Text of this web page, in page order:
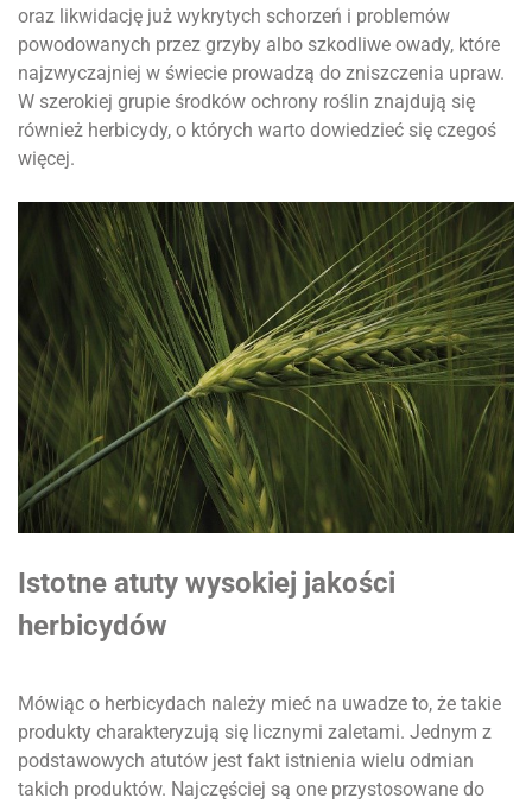
oraz likwidację już wykrytych schorzeń i problemów
powodowanych przez grzyby albo szkodliwe owady, które
najzwyczajniej w świecie prowadzą do zniszczenia upraw.
W szerokiej grupie środków ochrony roślin znajdują się
również herbicydy, o których warto dowiedzieć się czegoś
więcej.
Istotne atuty wysokiej jakości
herbicydów
Mówiąc o herbicydach należy mieć na uwadze to, że takie
produkty charakteryzują się licznymi zaletami. Jednym z
podstawowych atutów jest fakt istnienia wielu odmian
takich produktów. Najczęściej są one przystosowane do